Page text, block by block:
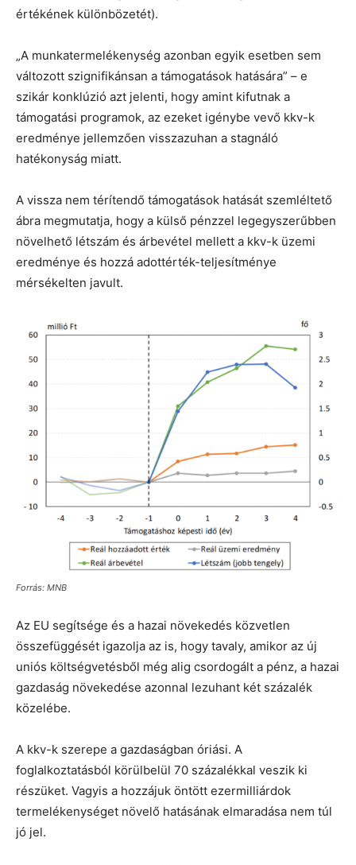
értékének különbözetét).
„A munkatermelékenység azonban egyik esetben sem
változott szignifikánsan a támogatások hatására” – e
szikár konklúzió azt jelenti, hogy amint kifutnak a
támogatási programok, az ezeket igénybe vevő kkv-k
eredménye jellemzően visszazuhan a stagnáló
hatékonyság miatt.
A vissza nem térítendő támogatások hatását szemléltető
ábra megmutatja, hogy a külső pénzzel legegyszerűbben
növelhető létszám és árbevétel mellett a kkv-k üzemi
eredménye és hozzá adottérték-teljesítménye
mérsékelten javult.
Forrás: MNB
Az EU segítsége és a hazai növekedés közvetlen
összefüggését igazolja az is, hogy tavaly, amikor az új
uniós költségvetésből még alig csordogált a pénz, a hazai
gazdaság növekedése azonnal lezuhant két százalék
közelébe.
A kkv-k szerepe a gazdaságban óriási. A
foglalkoztatásból körülbelül 70 százalékkal veszik ki
részüket. Vagyis a hozzájuk öntött ezermilliárdok
termelékenységet növelő hatásának elmaradása nem túl
jó jel.